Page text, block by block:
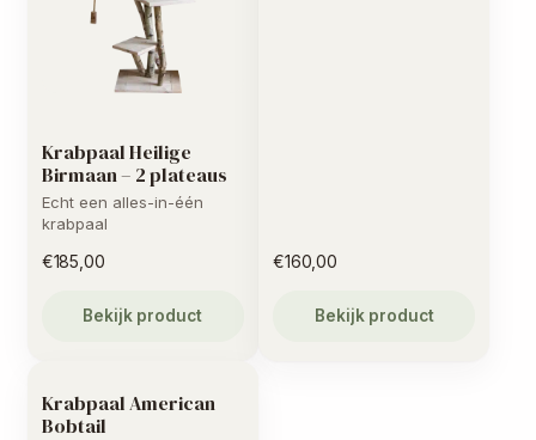
Krabpaal Heilige
Birmaan – 2 plateaus
Echt een alles-in-één
krabpaal
€185,00
Bekijk product
€160,00
Bekijk product
Krabpaal American
Bobtail